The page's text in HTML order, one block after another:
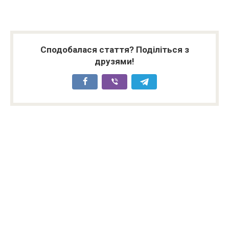
Сподобалася стаття? Поділіться з
друзями!